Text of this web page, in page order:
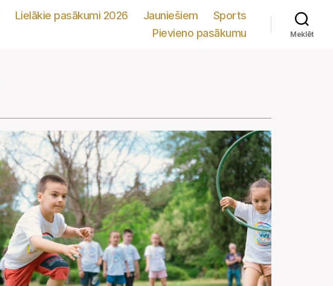
Lielākie pasākumi 2026 Jauniešiem
Sports
Pievieno pasākumu
Meklēt